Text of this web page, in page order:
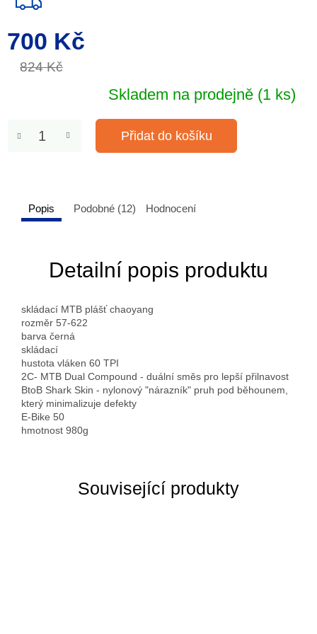
824 Kč
700 Kč
Měrná
cena:
Skladem na prodejně (1 ks)
Přidat do košíku
Související produkty
Popis Podobné (12) Hodnocení
Detailní popis produktu
skládací MTB plášť chaoyang
rozměr 57-622
barva černá
skládací
hustota vláken 60 TPI
2C- MTB Dual Compound - duální směs pro lepší přilnavost
BtoB Shark Skin - nylonový "nárazník" pruh pod běhounem,
který minimalizuje defekty
E-Bike 50
hmotnost 980g